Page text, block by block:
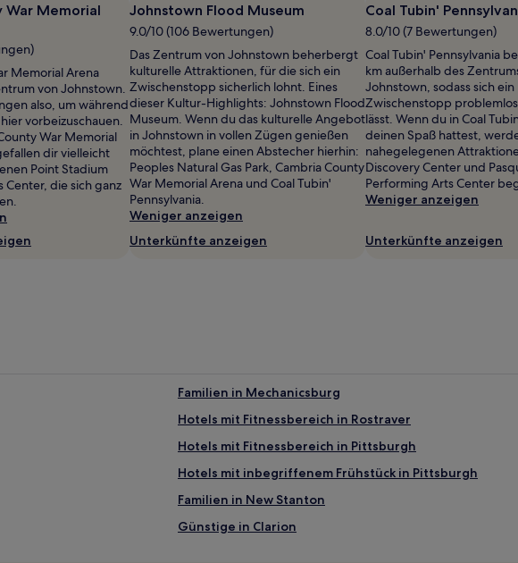
War Memorial
Memorial Arena
von Johnstown.
also, um während
vorbeizuschauen.
War Memorial
dir vielleicht
Point Stadium
Center, die sich ganz
Johnstown Flood Museum
9.0/10 (106 Bewertungen)
Das Zentrum von Johnstown beherbergt
kulturelle Attraktionen, für die sich ein
Zwischenstopp sicherlich lohnt. Eines
dieser Kultur-Highlights: Johnstown Flood
Museum. Wenn du das kulturelle Angebot
in Johnstown in vollen Zügen genießen
möchtest, plane einen Abstecher hierhin:
Peoples Natural Gas Park, Cambria County
War Memorial Arena und Coal Tubin'
Pennsylvania.
Weniger anzeigen
Unterkünfte anzeigen
Coal Tubin'
8.0/10 (7 Bewertungen)
Coal Tubin' Pennsylvania
km außerhalb des
Johnstown, sodass sich ein
Zwischenstopp
lässt. Wenn du in Coal
deinen Spaß hattest,
nahegelegenen
Discovery Center und
Performing Arts Center
Weniger anzeigen
Unterkünfte anzeigen
Familien in Mechanicsburg
Hotels mit Fitnessbereich in Rostraver
Hotels mit Fitnessbereich in Pittsburgh
Hotels mit inbegriffenem Frühstück in Pittsburgh
Familien in New Stanton
Günstige in Clarion